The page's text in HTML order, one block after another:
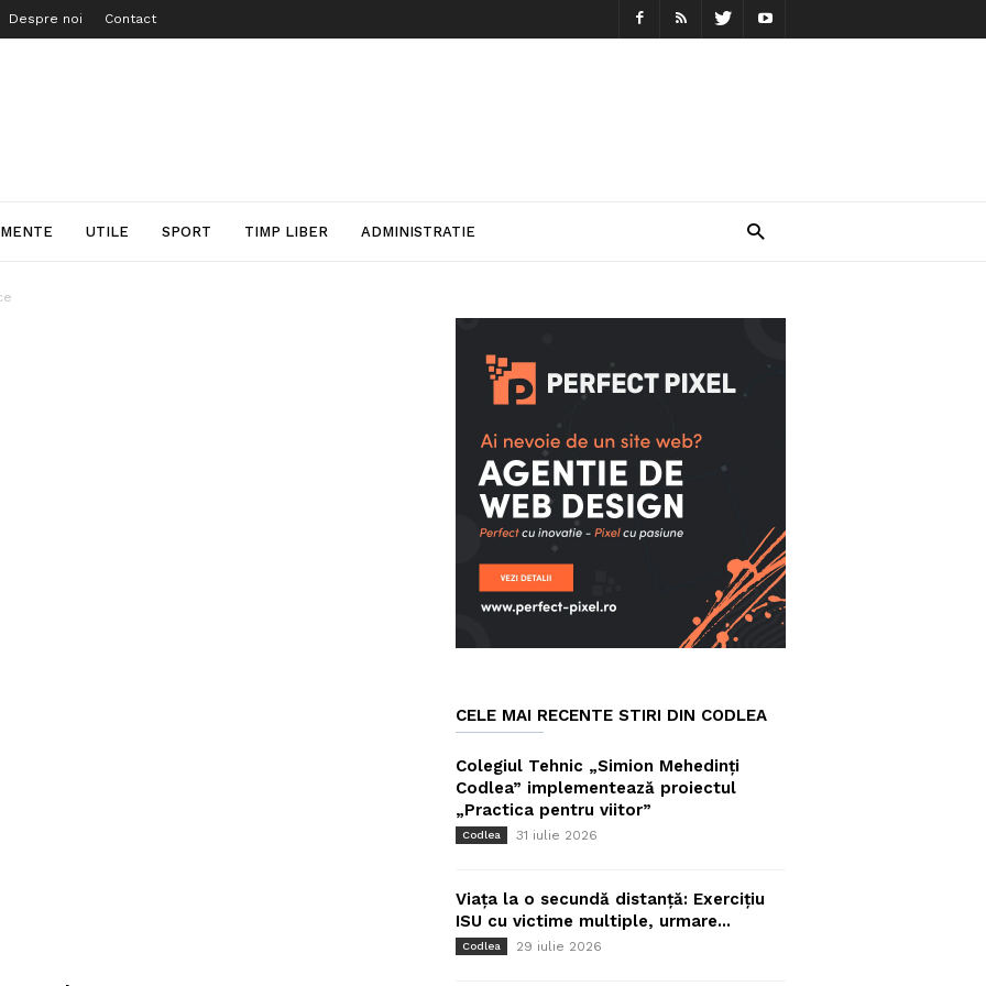
Despre noi Contact
UTILE SPORT TIMP LIBER ADMINISTRATIE
CELE MAI RECENTE STIRI DIN CODLEA
Colegiul Tehnic „Simion Mehedinți
Codlea” implementează proiectul
„Practica pentru viitor”
Codlea 31 iulie 2026
Viața la o secundă distanță: Exercițiu
ISU cu victime multiple, urmare...
Codlea 29 iulie 2026